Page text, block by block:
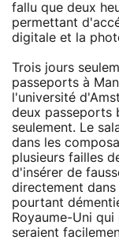
fallu que deux
permettant
digitale et la
Trois jours
passeports à
l'université
deux passeports
seulement. Le
dans les
plusieurs failles
d'insérer de
directement
pourtant
Royaume-Uni
seraient